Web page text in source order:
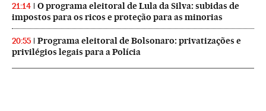
21:14
O programa eleitoral de Lula da Silva: subidas de
impostos para os ricos e proteção para as minorias
20:55
Programa eleitoral de Bolsonaro: privatizações e
privilégios legais para a Polícia